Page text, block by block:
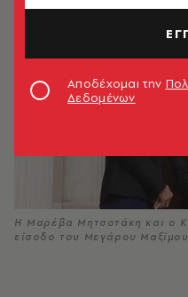
Η Μαρέβα Μητσοτάκη και ο
είσοδο του Μεγάρου
Αποδέχομαι την
Δεδομένων